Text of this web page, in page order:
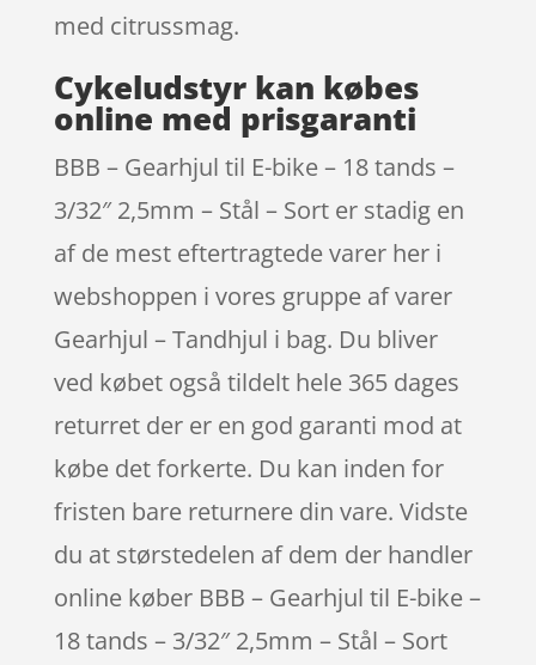
med citrussmag.
Cykeludstyr kan købes
online med prisgaranti
BBB – Gearhjul til E-bike – 18 tands –
3/32″ 2,5mm – Stål – Sort er stadig en
af de mest eftertragtede varer her i
webshoppen i vores gruppe af varer
Gearhjul – Tandhjul i bag. Du bliver
ved købet også tildelt hele 365 dages
returret der er en god garanti mod at
købe det forkerte. Du kan inden for
fristen bare returnere din vare. Vidste
du at størstedelen af dem der handler
online køber BBB – Gearhjul til E-bike –
18 tands – 3/32″ 2,5mm – Stål – Sort